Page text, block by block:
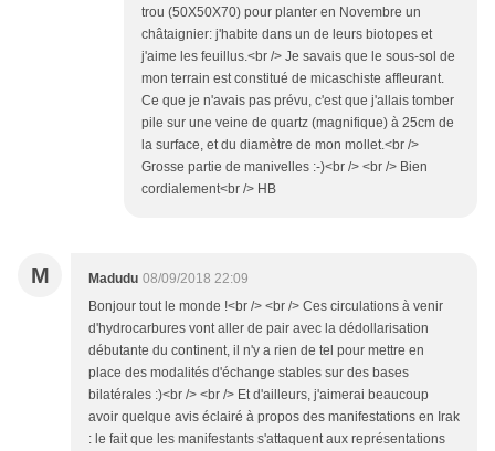
trou (50X50X70) pour planter en Novembre un
châtaignier: j'habite dans un de leurs biotopes et
j'aime les feuillus.<br /> Je savais que le sous-sol de
mon terrain est constitué de micaschiste affleurant.
Ce que je n'avais pas prévu, c'est que j'allais tomber
pile sur une veine de quartz (magnifique) à 25cm de
la surface, et du diamètre de mon mollet.<br />
Grosse partie de manivelles :-)<br /> <br /> Bien
cordialement<br /> HB
M Madudu 08/09/2018 22:09
Bonjour tout le monde !<br /> <br /> Ces circulations à venir
d'hydrocarbures vont aller de pair avec la dédollarisation
débutante du continent, il n'y a rien de tel pour mettre en
place des modalités d'échange stables sur des bases
bilatérales :)<br /> <br /> Et d'ailleurs, j'aimerai beaucoup
avoir quelque avis éclairé à propos des manifestations en Irak
: le fait que les manifestants s'attaquent aux représentations